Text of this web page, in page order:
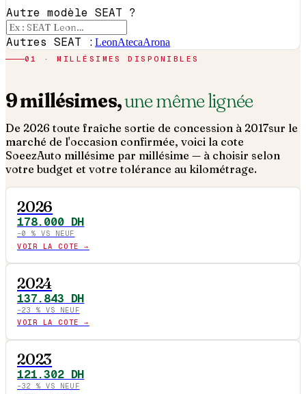
Autre modèle SEAT ?
Autres SEAT : LeonAtecaArona
01 · MILLÉSIMES DISPONIBLES
9millésimes,une même lignée
De 2026 toute fraîche sortie de concession à 2017sur le
marché de l'occasion confirmée, voici la cote
SoeezAuto millésime par millésime — à choisir selon
votre budget et votre tolérance au kilométrage.
2026
178.000DH
−0
% VS NEUF
VOIR LA COTE →
2024
137.843 DH
−23
% VS NEUF
VOIR LA COTE →
2023
121.302DH
−32
% VS NEUF